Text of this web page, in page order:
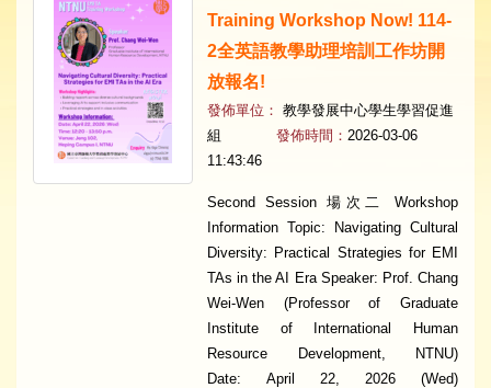
Training Workshop Now! 114-
2全英語教學助理培訓工作坊開
放報名!
發佈單位： 教學發展中心學生學習促進
組
發佈時間： 2026-03-06
11:43:46
Second Session 場次二 Workshop
Information Topic: Navigating Cultural
Diversity: Practical Strategies for EMI
TAs in the AI Era Speaker: Prof. Chang
Wei-Wen (Professor of Graduate
Institute of International Human
Resource Development, NTNU)
Date: April 22, 2026 (Wed)